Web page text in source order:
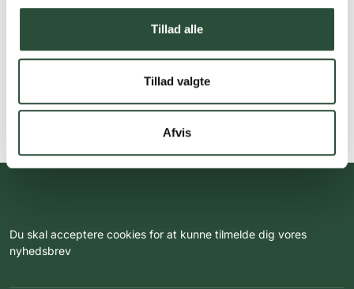
Tillad alle
Tillad valgte
Afvis
Du skal acceptere cookies for at kunne tilmelde dig vores
nyhedsbrev